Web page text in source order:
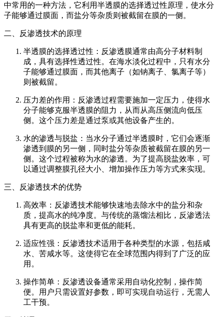
中常用的一种方法，它利用半透膜的选择透过性原理，使水分
子能够通过膜面，而盐分等杂质则被截留在膜的一侧。
二、反渗透技术的原理
半透膜的选择透过性：反渗透膜通常由高分子材料制
成，具有选择性透过性。在海水淡化过程中，只有水分
子能够通过膜面，而其他离子（如钠离子、氯离子等）
则被截留。
压力差的作用：反渗透过程需要施加一定压力，使得水
分子能够克服半透膜的阻力，从而从高压侧流向低压
侧。这个压力差是通过泵或其他设备产生的。
水的渗透与脱盐：当水分子通过半透膜时，它们会逐渐
渗透到膜的另一侧，同时盐分等杂质被截留在膜的另一
侧。这个过程被称为水的渗透。为了提高脱盐效率，可
以通过调整膜孔径大小、增加操作压力等方式来实现。
三、反渗透技术的优势
高效率：反渗透技术能够快速地去除水中的盐分和杂
质，提高水的纯净度。与传统的蒸馏法相比，反渗透法
具有更高的脱盐率和更低的能耗。
适应性强：反渗透技术适用于各种类型的水源，包括咸
水、苦咸水等。这使得它在全球范围内得到了广泛的应
用。
操作简单：反渗透设备通常采用自动化控制，操作简
便。用户只需设置好参数，即可实现自动运行，无需人
工干预。